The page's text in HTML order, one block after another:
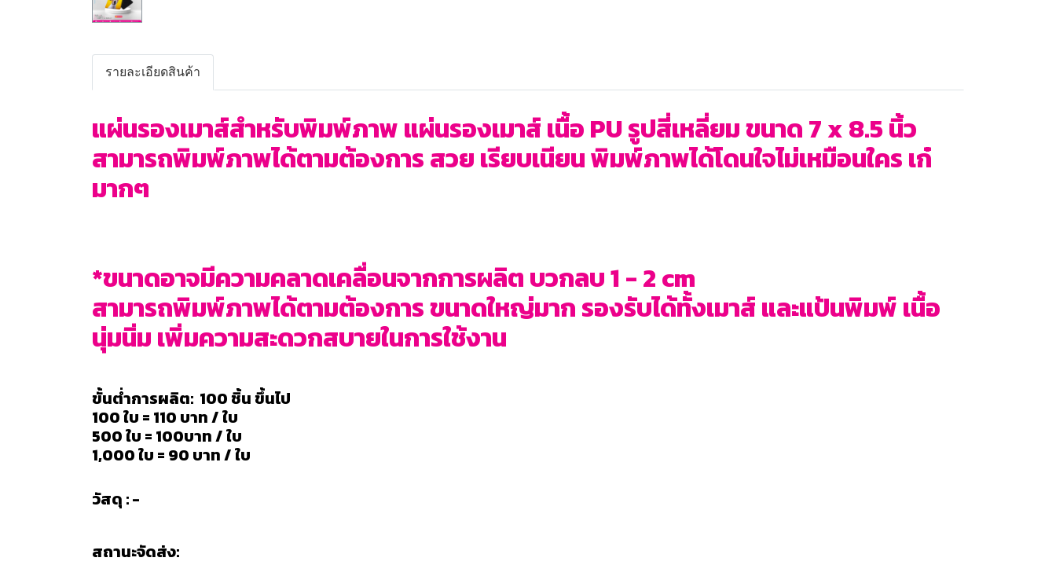
รายละเอียดสินค้า
แผ่นรองเมาส์สำหรับพิมพ์ภาพ แผ่นรองเมาส์ เนื้อ PU รูปสี่เหลี่ยม ขนาด 7 x 8.5 นิ้ว
สามารถพิมพ์ภาพได้ตามต้องการ สวย เรียบเนียน พิมพ์ภาพได้โดนใจไม่เหมือนใคร เก๋
มากๆ
*ขนาดอาจมีความคลาดเคลื่อนจากการผลิต บวกลบ 1 - 2 cm
สามารถพิมพ์ภาพได้ตามต้องการ ขนาดใหญ่มาก รองรับได้ทั้งเมาส์ และแป้นพิมพ์ เนื้อ
นุ่มนิ่ม เพิ่มความสะดวกสบายในการใช้งาน
ขั้นต่ำการผลิต: 100 ชิ้น ขึ้นไป
100 ใบ = 110 บาท / ใบ
500 ใบ = 100บาท / ใบ
1,000 ใบ = 90 บาท / ใบ
วัสดุ : -
สถานะจัดส่ง: